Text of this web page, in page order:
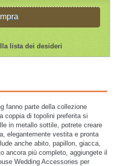
lista dei desideri
fanno parte della collezione
coppia di topolini preferita si
in metallo sottile, potrete creare
elegantemente vestita e pronta
anche abito, papillon, giacca,
ancora più completo, aggiungete il
Wedding Accessories per